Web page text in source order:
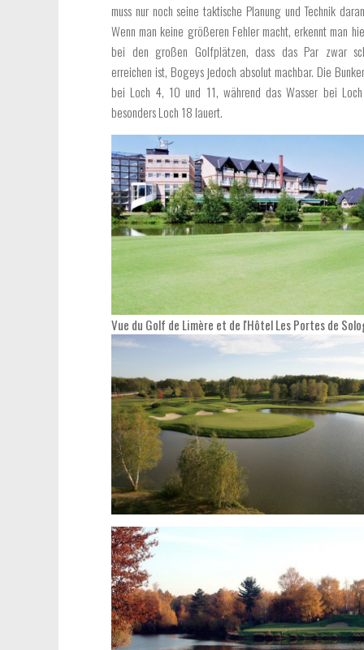
muss nur noch seine taktische Planung und Technik
Wenn man keine größeren Fehler macht, erkennt man
bei den großen Golfplätzen, dass das Par zwar
erreichen ist, Bogeys jedoch absolut machbar. Die
bei Loch 4, 10 und 11, während das Wasser bei
besonders Loch 18 lauert.
Vue du Golf de Limère et de l'Hôtel Les Portes de